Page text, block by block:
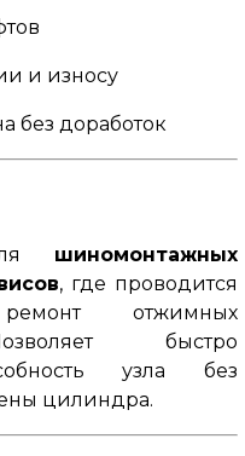
и износу
без доработок
шиномонтажных
, где проводится
отжимных
быстро
узла без
цилиндра.